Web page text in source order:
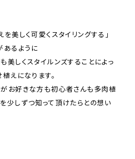
美しく可愛くスタイリングする」
あるように
美しくスタイルンズすることによっ
えになります。
お好きな方も初心者さんも多肉植
少しずつ知って頂けたらとの想い